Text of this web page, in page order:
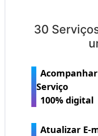
30
Serviço
100% digital
Atualizar E-